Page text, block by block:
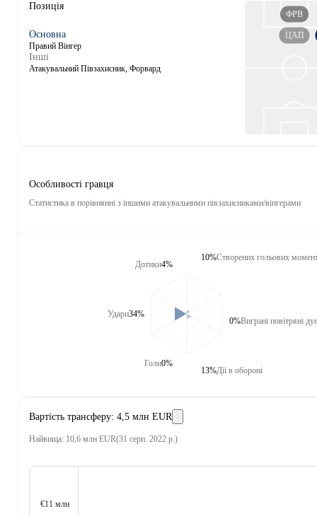
Позиція
Основна
Правий Вінгер
Інші
Атакувальний Півзахисник, Форвард
ЦАП
ФРВ
Особливості гравця
Статистика в порівнянні з іншими атакувальними півзахисниками/вінгерами
Дотики4%
Удари34%
Голи0%
Створених гольових
10%
Виграні повітряні
0%
Дії в обороні
13%
Вартість трансферу: 4,5 млн EUR
Найвища: 10,6 млн EUR(31 серп. 2022 р.)
€11 млн